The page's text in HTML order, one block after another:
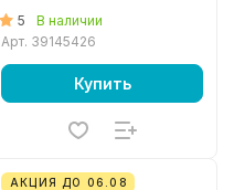
5
В наличии
Арт. 39145426
Купить
АКЦИЯ ДО 06.08